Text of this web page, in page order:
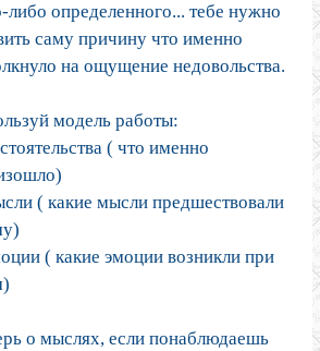
либо определенного... тебе нужно
саму причину что именно
на ощущение недовольства.
модель работы:
( что именно
( какие мысли предшествовали
( какие эмоции возникли при
о мыслях, если понаблюдаешь